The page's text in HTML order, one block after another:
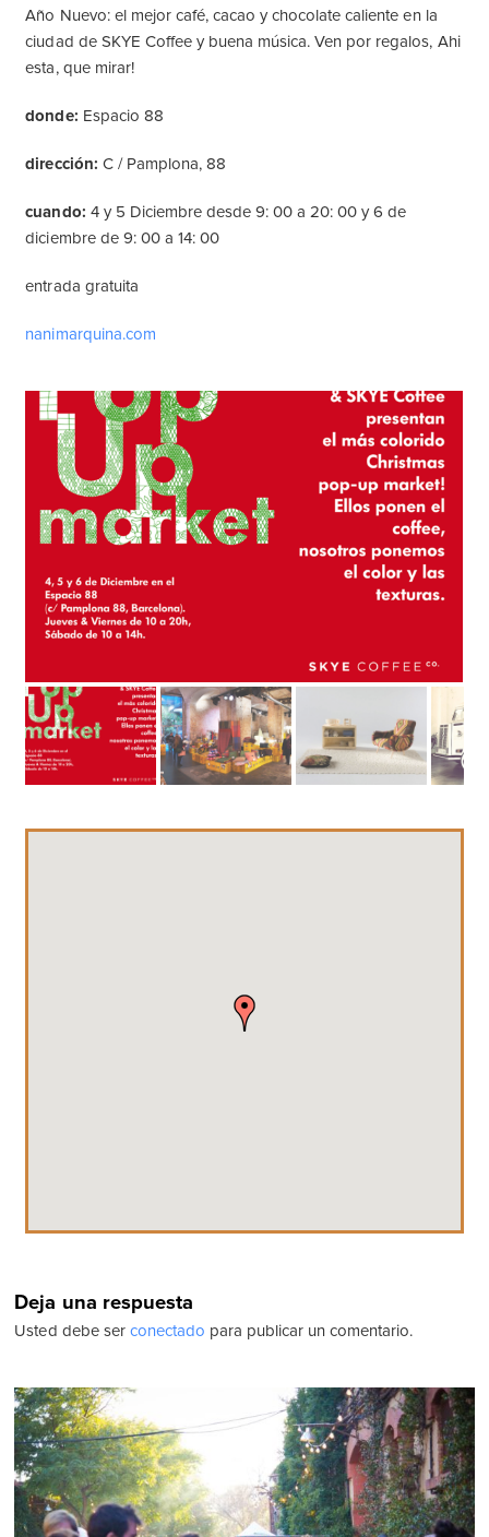
Año Nuevo: el mejor café, cacao y chocolate caliente en la
ciudad de SKYE Coffee y buena música. Ven por regalos, Ahi
esta, que mirar!
donde: Espacio 88
dirección: С / Pamplona, 88
cuando: 4 y 5 Diciembre desde 9: 00 a 20: 00 y 6 de
diciembre de 9: 00 a 14: 00
entrada gratuita
nanimarquina.com
Deja una respuesta
Usted debe ser conectado para publicar un comentario.